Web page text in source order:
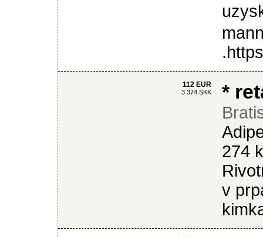
112 EUR
3 374 SKK *
274
v